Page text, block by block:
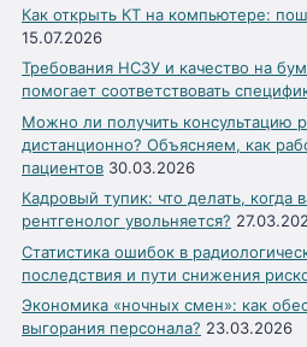
Как открыть КТ на компьютере:
15.07.2026
Требования НСЗУ и качество на
помогает соответствовать
Можно ли получить консультацию
дистанционно? Объясняем, как
пациентов 30.03.2026
Кадровый тупик: что делать, когда
рентгенолог увольняется?
Статистика ошибок в
последствия и пути снижения
Экономика «ночных смен»: как
выгорания персонала? 23.03.2026